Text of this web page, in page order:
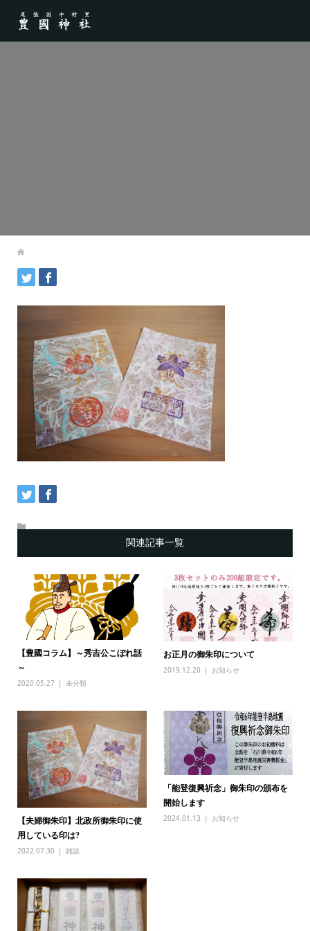
関連記事一覧
【豊國コラム】～秀吉公こぼれ話
～
2020.05.27
未分類
お正月の御朱印について
2019.12.20
お知らせ
【夫婦御朱印】北政所御朱印に使
用している印は?
2022.07.30
雑談
「能登復興祈念」御朱印の頒布を
開始します
2024.01.13
お知らせ